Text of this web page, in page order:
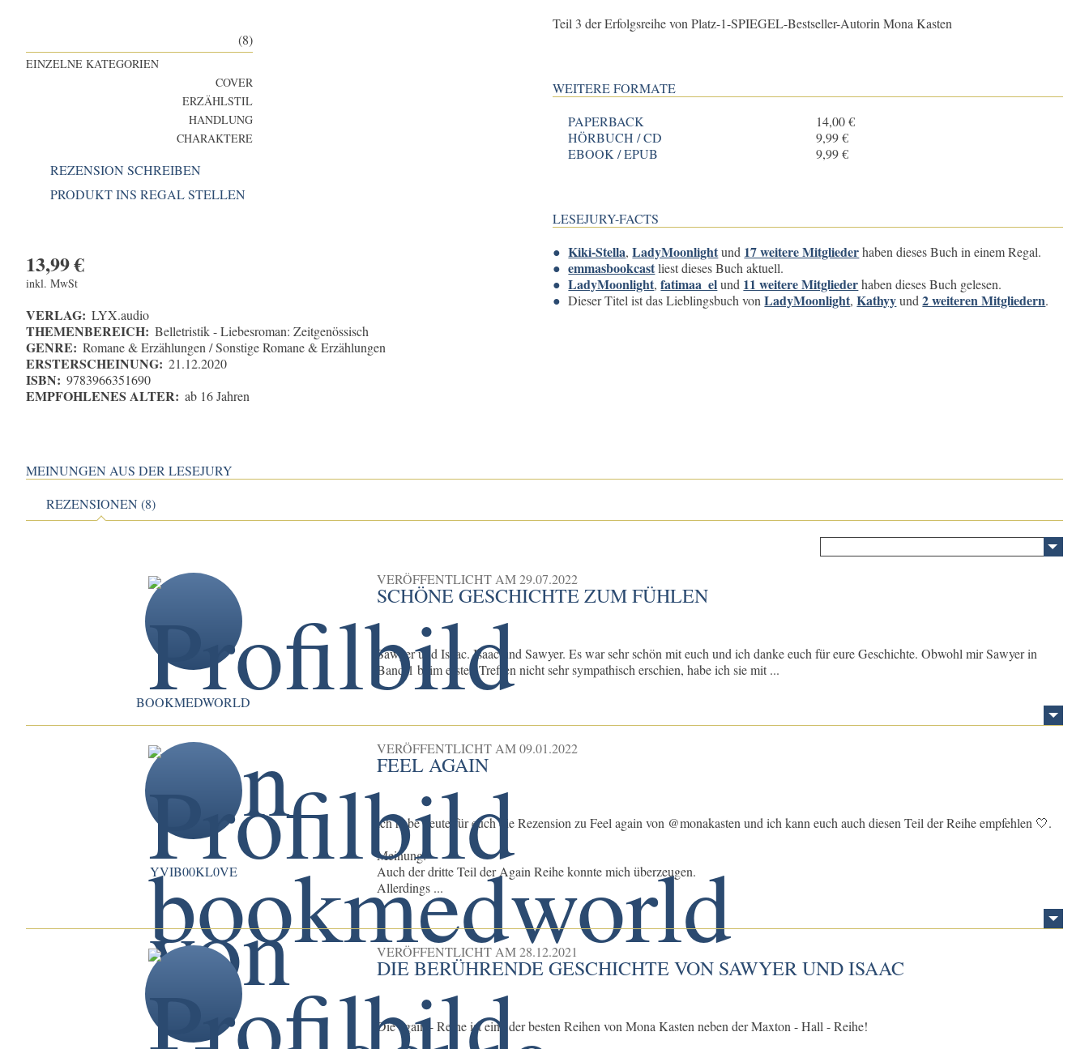
(8)
EINZELNE KATEGORIEN
COVER
ERZÄHLSTIL
HANDLUNG
CHARAKTERE
REZENSION SCHREIBEN
PRODUKT INS REGAL STELLEN
13,99€
inkl. MwSt
VERLAG: LYX.audio
THEMENBEREICH: Belletristik - Liebesroman: Zeitgenössisch
GENRE: Romane & Erzählungen / Sonstige Romane & Erzählungen
ERSTERSCHEINUNG: 21.12.2020
ISBN: 9783966351690
EMPFOHLENES ALTER: ab 16 Jahren
Teil 3 der Erfolgsreihe von Platz-1-SPIEGEL-Bestseller-Autorin Mona Kasten
WEITERE FORMATE
PAPERBACK
14,00 €
HÖRBUCH / CD
9,99 €
EBOOK / EPUB
9,99 €
LESEJURY-FACTS
Kiki-Stella,LadyMoonlightund 17 weitere Mitgliederhaben dieses Buch in einem Regal.
emmasbookcastliest dieses Buch aktuell.
LadyMoonlight,fatimaa_elund 11 weitere Mitgliederhaben dieses Buch gelesen.
Dieser Titel ist das Lieblingsbuch vonLadyMoonlight,Kathyyund2 weiteren Mitgliedern.
MEINUNGEN AUS DER LESEJURY
REZENSIONEN (8)
BOOKMEDWORLD
VERÖFFENTLICHT AM29.07.2022
SCHÖNE GESCHICHTE ZUM FÜHLEN
Sawyer und Isaac. Isaac und Sawyer. Es war sehr schön mit euch und ich danke euch für eure Geschichte. Obwohl mir Sawyer in
Band 1 beim ersten Treffen nicht sehr sympathisch erschien, habe ich sie mit ...
YVIB00KL0VE
VERÖFFENTLICHT AM09.01.2022
FEEL AGAIN
ich habe heute für euch die Rezension zu Feel again von @monakasten und ich kann euch auch diesen Teil der Reihe empfehlen 🤍.
Meinung:
Auch der dritte Teil der Again Reihe konnte mich überzeugen.
Allerdings ...
VERÖFFENTLICHT AM28.12.2021
DIE BERÜHRENDE GESCHICHTE VON SAWYER UND ISAAC
Die again - Reihe ist eine der besten Reihen von Mona Kasten neben der Maxton - Hall - Reihe!